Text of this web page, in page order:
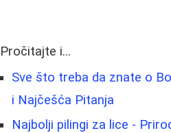
Pročitajte i...
Sve što treba da znate o
i Najčešća Pitanja
Najbolji pilingi za lice -